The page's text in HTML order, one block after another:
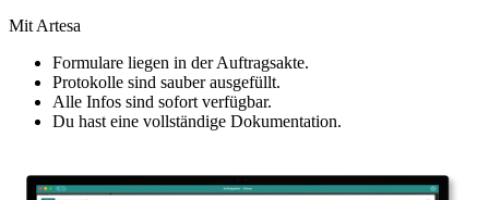
Mit Artesa
Formulare liegen in der Auftragsakte.
Protokolle sind sauber ausgefüllt.
Alle Infos sind sofort verfügbar.
Du hast eine vollständige Dokumentation.